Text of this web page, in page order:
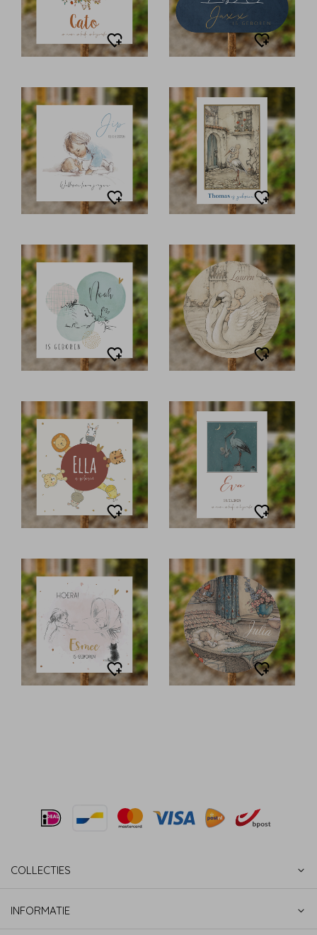
COLLECTIES
INFORMATIE